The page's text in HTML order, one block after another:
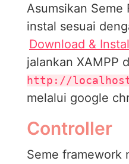
Asumsikan Seme
instal sesuai
Download &
jalankan XAMPP
http://localhost/
melalui google
Controller
Seme framework